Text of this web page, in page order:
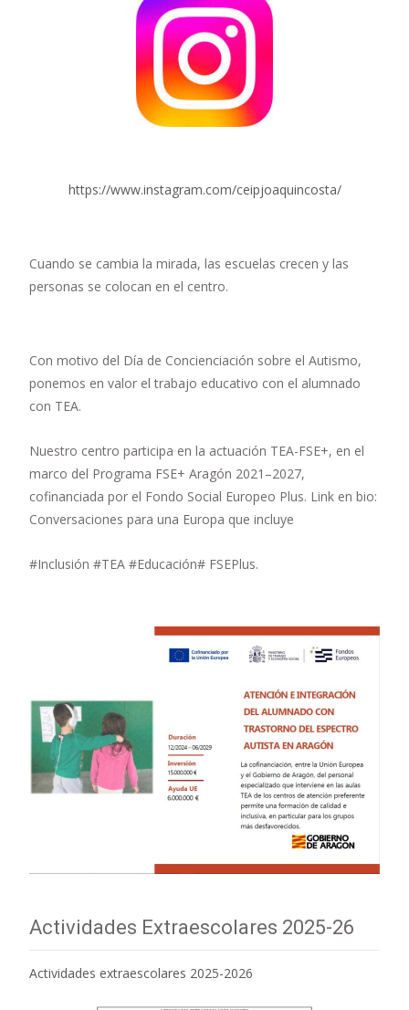
https://www.instagram.com/ceipjoaquincosta/
Cuando se cambia la mirada, las escuelas crecen y las
personas se colocan en el centro.
Con motivo del Día de Concienciación sobre el Autismo,
ponemos en valor el trabajo educativo con el alumnado
con TEA.
Nuestro centro participa en la actuación TEA-FSE+, en el
marco del Programa FSE+ Aragón 2021–2027,
cofinanciada por el Fondo Social Europeo Plus. Link en bio:
Conversaciones para una Europa que incluye
#Inclusión #TEA #Educación# FSEPlus.
Actividades Extraescolares 2025-26
Actividades extraescolares 2025-2026